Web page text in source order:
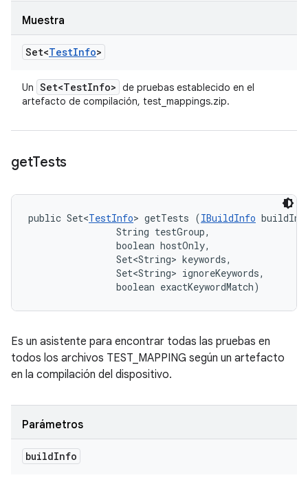
Muestra
Set<TestInfo>
Un Set<TestInfo> de pruebas establecido en el
artefacto de compilación, test_mappings.zip.
getTests
public Set<TestInfo> getTests (IBuildInfo
                String testGroup,
                boolean hostOnly,
                Set<String> keywords,
                Set<String> ignoreKeywords,
                boolean exactKeywordMatch)
Es un asistente para encontrar todas las pruebas en
todos los archivos TEST_MAPPING según un artefacto
en la compilación del dispositivo.
Parámetros
buildInfo